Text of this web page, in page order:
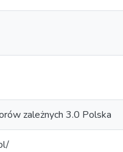
zależnych 3.0 Polska